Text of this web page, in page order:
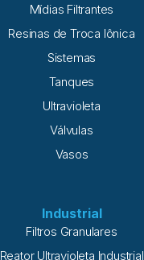
Mídias Filtrantes
Resinas de Troca Iônica
Sistemas
Tanques
Ultravioleta
Válvulas
Vasos
Industrial
Filtros Granulares
Reator Ultravioleta Industrial